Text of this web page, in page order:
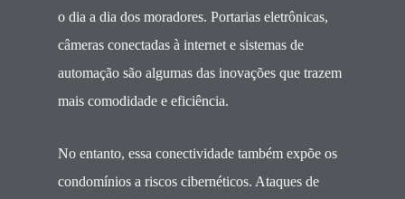
o dia a dia dos moradores. Portarias eletrônicas,
câmeras conectadas à internet e sistemas de
automação são algumas das inovações que trazem
mais comodidade e eficiência.
No entanto, essa conectividade também expõe os
condomínios a riscos cibernéticos. Ataques de